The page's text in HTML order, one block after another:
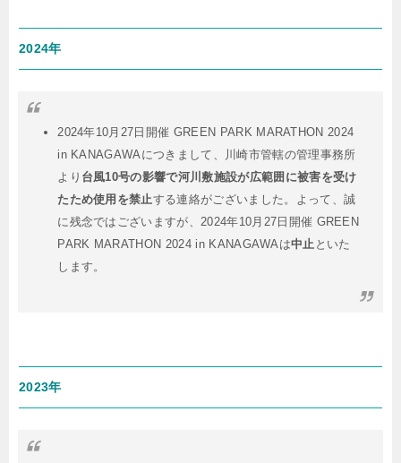
2024年
2024年10月27日開催 GREEN PARK MARATHON 2024
in KANAGAWAにつきまして、川崎市管轄の管理事務所
より 台風10号の影響で河川敷施設が広範囲に被害を受け
たため使用を禁止する連絡がございました。よって、誠
に残念ではございますが、2024年10月27日開催 GREEN
PARK MARATHON 2024 in KANAGAWAは中止 といた
します。
2023年